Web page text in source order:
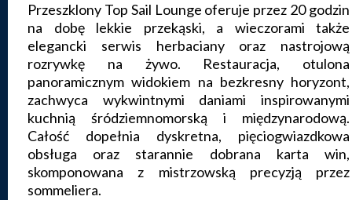
Przeszklony Top Sail Lounge oferuje przez 20 godzin
na dobę lekkie przekąski, a wieczorami także
elegancki serwis herbaciany oraz nastrojową
rozrywkę na żywo. Restauracja, otulona
panoramicznym widokiem na bezkresny horyzont,
zachwyca wykwintnymi daniami inspirowanymi
kuchnią śródziemnomorską i międzynarodową.
Całość dopełnia dyskretna, pięciogwiazdkowa
obsługa oraz starannie dobrana karta win,
skomponowana z mistrzowską precyzją przez
sommeliera.